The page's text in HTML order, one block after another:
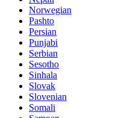
Norwegian
Pashto
Persian
Punjabi
Serbian
Sesotho
Sinhala
Slovak
Slovenian
Somali